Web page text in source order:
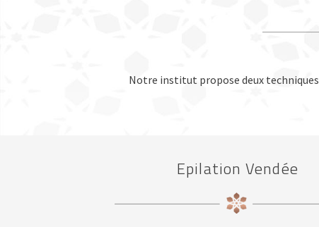
Notre institut propose deux
Epilation Vendée